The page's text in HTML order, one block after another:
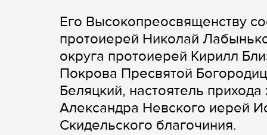
Его Высокопреосвященству
протоиерей Николай
округа протоиерей Кирилл
Покрова Пресвятой
Беляцкий, настоятель
Александра Невского иерей
Скидельского благочиния.